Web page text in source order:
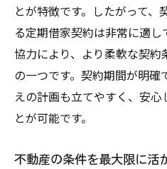
不動産選びの重要ポイ
借家契約を考える
重要な不動産選び
岡山市北区での契
長期的な視点での
費用対効果を考慮
とが特徴です。したがって、
る定期借家契約は非常に適
協力により、より柔軟な契
の一つです。契約期間が明
えの計画も立てやすく、安
とが可能です。
不動産の条件を最大限に活